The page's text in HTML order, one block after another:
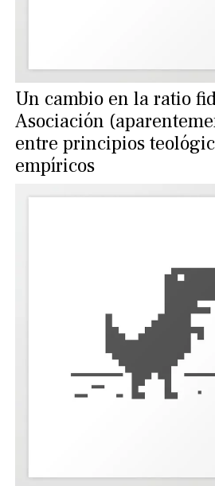
Un cambio en la ratio
Asociación
entre principios
empíricos